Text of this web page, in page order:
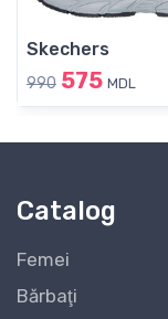
Skechers
990 575 MDL
Catalog
Femei
Bărbaţi